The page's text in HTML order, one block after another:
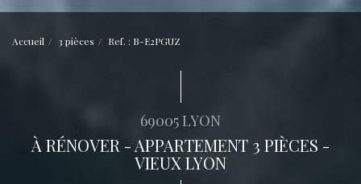
Accueil 3 pièces Ref. : B-E2PGUZ
69005 LYON
À RÉNOVER - APPARTEMENT 3 PIÈCES -
VIEUX LYON